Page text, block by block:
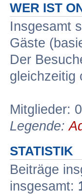
WER IST
Insgesamt
Gäste
Der
gleichzeitig
Mitglieder:
Legende:
STATISTIK
Beiträge
insgesamt: